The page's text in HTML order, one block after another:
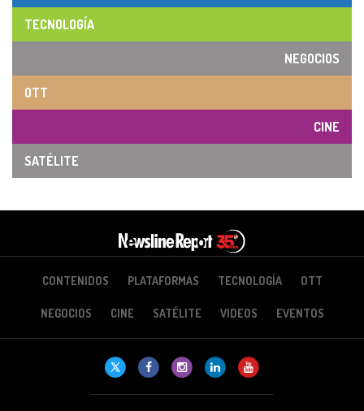
TECNOLOGÍA
NEGOCIOS
OTT
CINE
SATÉLITE
CONTENIDOS PLATAFORMAS TECNOLOGÍA OTT
NEGOCIOS CINE SATÉLITE VIDEOS EVENTOS